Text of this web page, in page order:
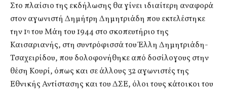
Στο πλαίσιο της εκδήλωσης θα γίνει ιδιαίτερη αναφορά
στον αγωνιστή Δημήτρη Δημητριάδη που εκτελέστηκε
την 1η του Μάη του 1944 στο σκοπευτήριο της
Καισαριανής, στη συντρόφισσά του Έλλη Δημητριάδη-
Τσαχειρίδου, που δολοφονήθηκε από δοσίλογους στην
θέση Κουρί, όπως και σε άλλους 32 αγωνιστές της
Εθνικής Αντίστασης και του ΔΣΕ, όλοι τους κάτοικοι του